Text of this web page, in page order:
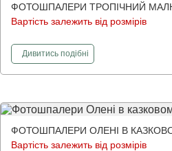
ФОТОШПАЛЕРИ ТРОПІЧНИЙ
Вартість залежить від розмірів
Дивитисьфотошпалери
подібні
ФОТОШПАЛЕРИ ОЛЕНІ В
Вартість залежить від розмірів